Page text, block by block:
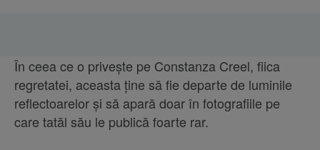
În ceea ce o privește pe Constanza Creel, fiica
regretatei, aceasta ține să fie departe de luminile
reflectoarelor și să apară doar în fotografiile pe
care tatăl său le publică foarte rar.